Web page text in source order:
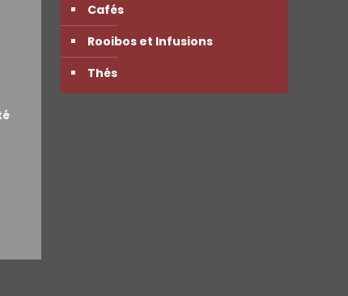
Cafés
Rooibos et Infusions
Thés